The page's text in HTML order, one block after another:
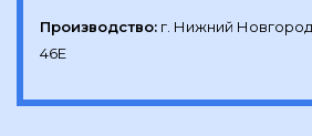
Производство: г. Нижний
46Е